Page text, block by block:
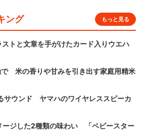
ング もっと見る
トと文章を手がけたカード入りウエハ
米の香りや甘みを引き出す家庭用精米
サウンド ヤマハのワイヤレススピーカ
ージした2種類の味わい 「ベビースター